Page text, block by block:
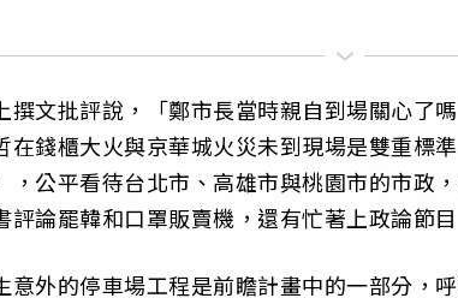
撰文批評說，「鄭市長當時親自到場關心了
在錢櫃大火與京華城火災未到現場是雙重標
，公平看待台北市、高雄市與桃園市的市政
評論罷韓和口罩販賣機，還有忙著上政論節目
意外的停車場工程是前瞻計畫中的一部分，